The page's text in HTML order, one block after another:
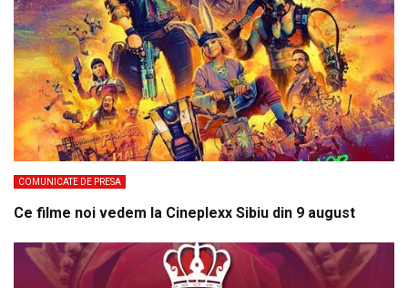
COMUNICATE DE PRESA
Ce filme noi vedem la Cineplexx Sibiu din 9 august